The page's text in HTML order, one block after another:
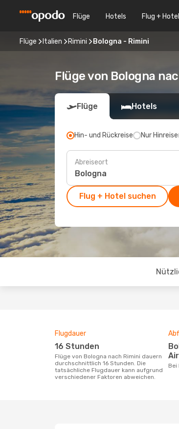
Flüge Hotels Flug + Hotel
Flüge Italien Rimini Bologna - Rimini
Flüge von Bologna
Flüge Hotels
Hin- und Rückreise Nur Hinreise
Abreiseort
Flug + Hotel suchen
Flugdauer
16 Stunden
Flüge von Bologna nach Rimini dauern
durchschnittlich 16 Stunden. Die
tatsächliche Flugdauer kann aufgrund
verschiedener Faktoren abweichen.
Bologna Guglielmo Marconi